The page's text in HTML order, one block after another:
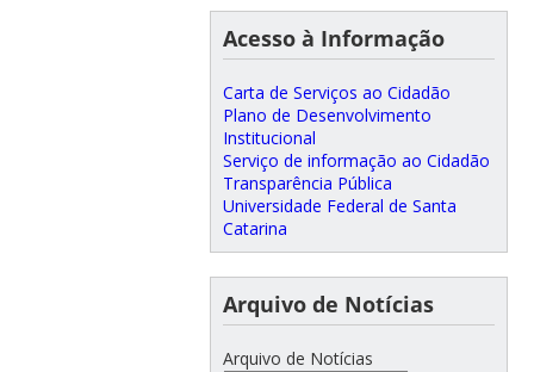
Acesso à Informação
Carta de Serviços ao Cidadão
Plano de Desenvolvimento
Institucional
Serviço de informação ao Cidadão
Transparência Pública
Universidade Federal de Santa
Catarina
Arquivo de Notícias
Arquivo de Notícias